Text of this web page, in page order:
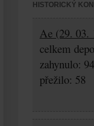
HISTORICKÝ
Ae (29. 03.
celkem
zahynulo:
přežilo: 58